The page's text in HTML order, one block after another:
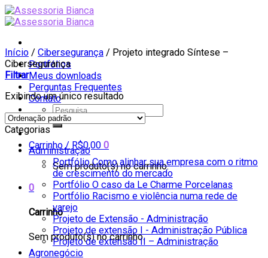
Skip
to
Portfólios
Meus downloads
Perguntas Frequentes
Contato
Pesquisar
por:
Carrinho / R$0,00 0
Sem produto(s) no carrinho.
0
Carrinho
Sem produto(s) no carrinho.
Início / Cibersegurança / Projeto integrado Síntese –
Cibersegurança
Filtrar
Exibindo um único resultado
Categorias
Administração
Portfólio Como alinhar sua empresa com o ritmo
de crescimento do mercado
Portfólio O caso da Le Charme Porcelanas
Portfólio Racismo e violência numa rede de
varejo
Projeto de Extensão - Administração
Projeto de extensão I - Administração Pública
Projeto de extensão II – Administração
Agronegócio